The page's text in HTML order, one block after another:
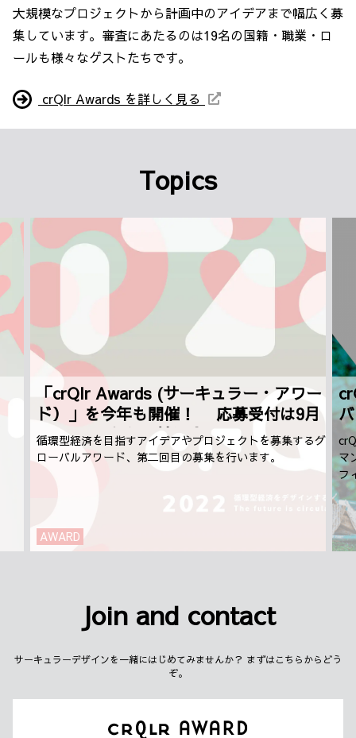
大規模なプロジェクトから計画中のアイデアまで幅広く募
集しています。審査にあたるのは19名の国籍・職業・ロ
ールも様々なゲストたちです。
crQlr Awards を詳しく見る
Topics
「crQlr Awards (サーキュラー・アワー
ド）」を今年も開催！ 応募受付は9月
1日（木）から開始予定
循環型経済を目指すアイデアやプロジェクトを募集するグ
ローバルアワード、第二回目の募集を行います。
AWARD
マ
フ
Join and contact
サーキュラーデザインを一緒にはじめてみませんか？ まずはこちらからどう
ぞ。